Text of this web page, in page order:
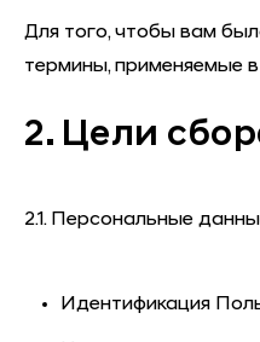
Для того, чтобы вам
термины, применяемые
2. Цели
2.1. Персональные
Идентификация